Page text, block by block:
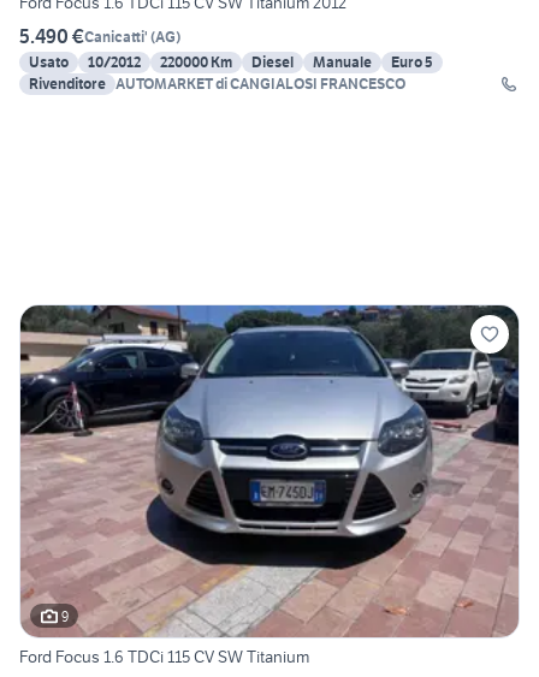
5.490 €Canicatti' (AG)
Usato
10/2012 220000 Km Diesel Manuale
Euro 5
Rivenditore AUTOMARKET di CANGIALOSI FRANCESCO
9
Ford Focus 1.6 TDCi 115 CV SW Titanium